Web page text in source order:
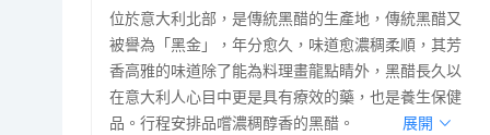
位於意大利北部，是傳統黑醋的生產地，傳統黑醋又
被譽為「黑金」，年分愈久，味道愈濃稠柔順，其芳
香高雅的味道除了能為料理畫龍點睛外，黑醋長久以
在意大利人心目中更是具有療效的藥，也是養生保健
品。行程安排品嚐濃稠醇香的黑醋。
展開